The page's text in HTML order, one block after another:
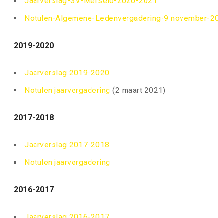
Notulen-Algemene-Ledenvergadering-9 november-
2019-2020
Jaarverslag 2019-2020
Notulen jaarvergadering (2 maart 2021)
2017-2018
Jaarverslag 2017-2018
Notulen jaarvergadering
2016-2017